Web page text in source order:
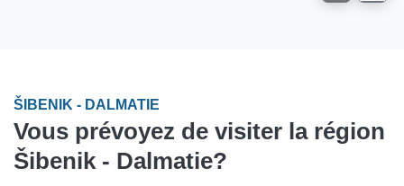
ŠIBENIK - DALMATIE
Vous prévoyez de visiter la région
Šibenik - Dalmatie?